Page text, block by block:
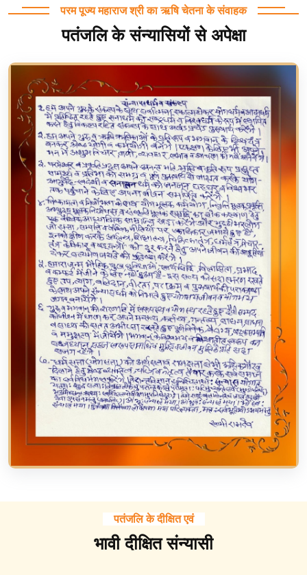
परम पूज्य महाराज श्री का ऋषि चेतना के संवाहक
पतंजलि के संन्यासियों से अपेक्षा
पतंजलि के दीक्षित एवं
भावी दीक्षित संन्यासी